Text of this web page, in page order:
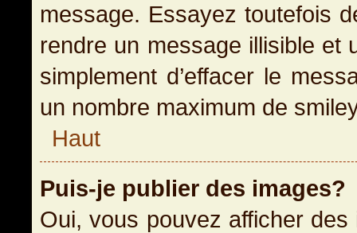
message. Essayez toutefois
rendre un message illisible et
simplement d’effacer le
un nombre maximum de
Haut
Puis-je publier des images?
Oui, vous pouvez afficher